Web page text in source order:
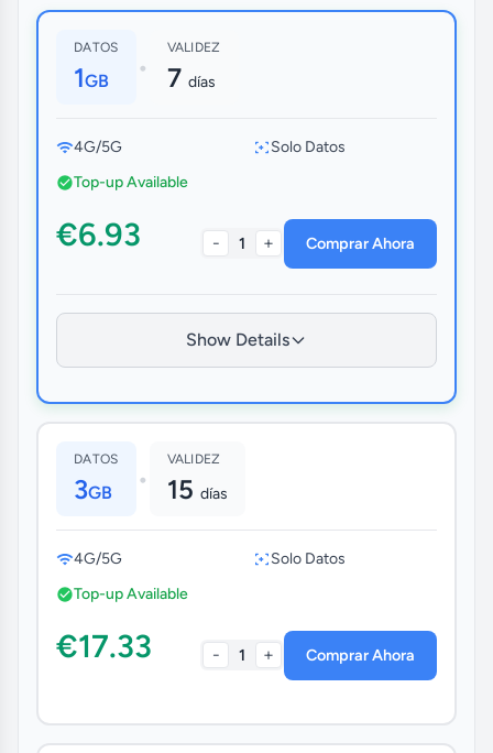
DATOS
1GB •
VALIDEZ
7 días
4G/5G
Solo Datos
Top-up Available
€6.93 - 1 + Comprar Ahora
Show Details
DATOS
3GB •
VALIDEZ
15 días
4G/5G
Solo Datos
Top-up Available
€17.33 - 1 + Comprar Ahora